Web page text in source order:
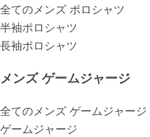
全てのメンズ ポロシャツ
半袖ポロシャツ
長袖ポロシャツ
メンズ ゲームジャージ
全てのメンズ ゲームジャージ
ゲームジャージ